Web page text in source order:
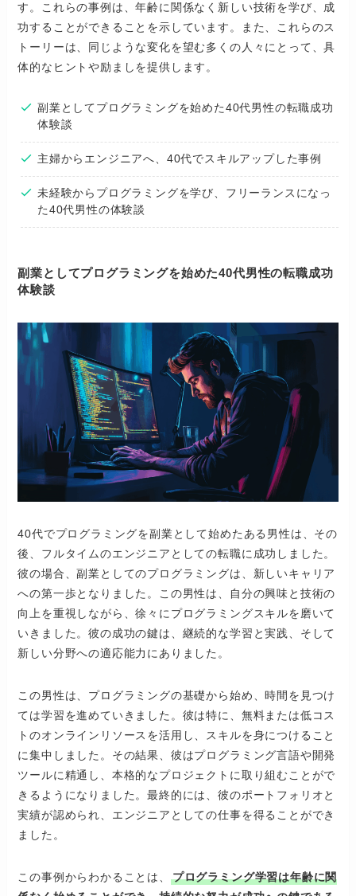
す。これらの事例は、年齢に関係なく新しい技術を学び、成
功することができることを示しています。また、これらのス
トーリーは、同じような変化を望む多くの人々にとって、具
体的なヒントや励ましを提供します。
副業としてプログラミングを始めた40代男性の転職成功
体験談
主婦からエンジニアへ、40代でスキルアップした事例
未経験からプログラミングを学び、フリーランスになっ
た40代男性の体験談
副業としてプログラミングを始めた40代男性の転職成功
体験談
40代でプログラミングを副業として始めたある男性は、その
後、フルタイムのエンジニアとしての転職に成功しました。
彼の場合、副業としてのプログラミングは、新しいキャリア
への第一歩となりました。この男性は、自分の興味と技術の
向上を重視しながら、徐々にプログラミングスキルを磨いて
いきました。彼の成功の鍵は、継続的な学習と実践、そして
新しい分野への適応能力にありました。
この男性は、プログラミングの基礎から始め、時間を見つけ
ては学習を進めていきました。彼は特に、無料または低コス
トのオンラインリソースを活用し、スキルを身につけること
に集中しました。その結果、彼はプログラミング言語や開発
ツールに精通し、本格的なプロジェクトに取り組むことがで
きるようになりました。最終的には、彼のポートフォリオと
実績が認められ、エンジニアとしての仕事を得ることができ
ました。
この事例からわかることは、
プログラミング学習は年齢に関